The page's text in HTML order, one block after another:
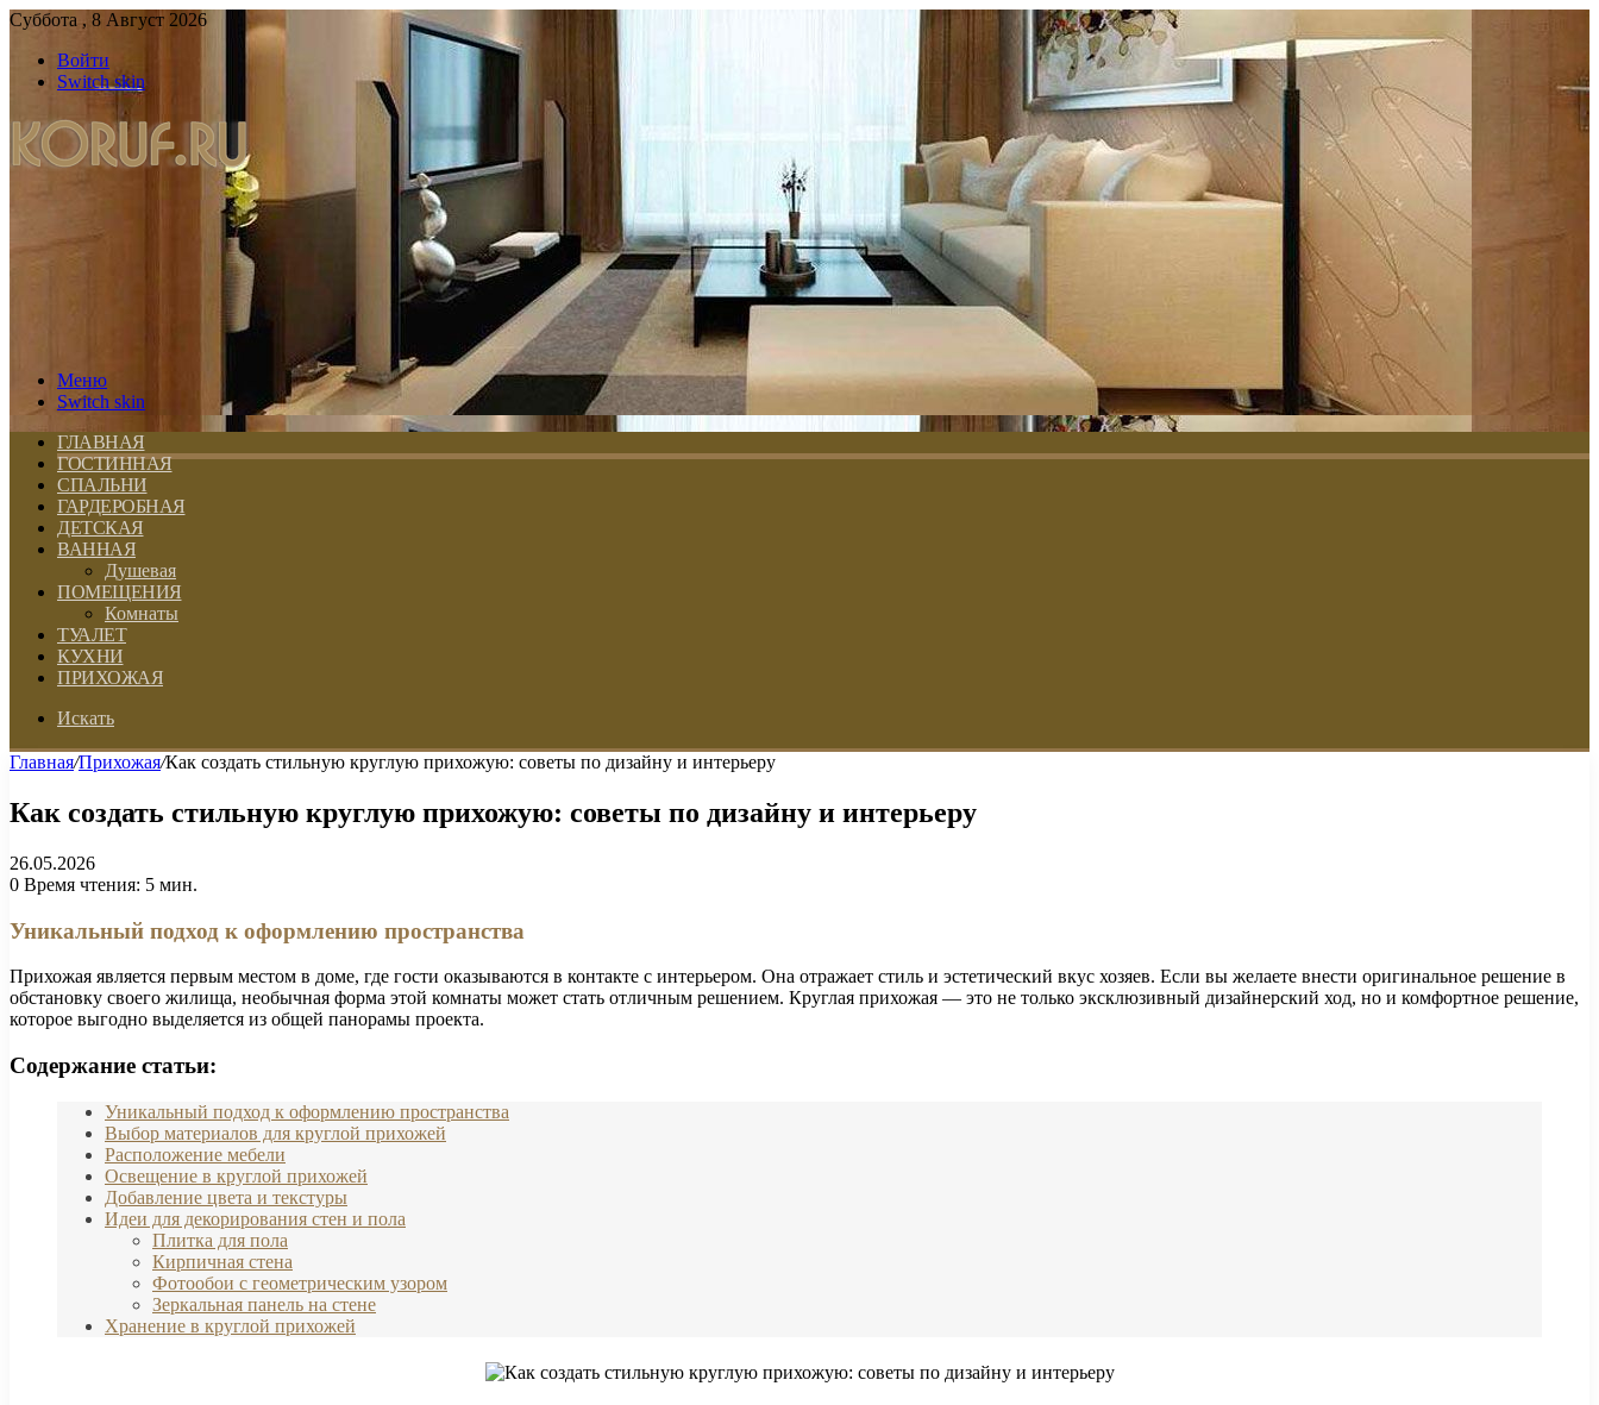
Суббота , 8 Август 2026
Войти
Switch skin
Меню
Switch skin
ГЛАВНАЯ
ГОСТИННАЯ
СПАЛЬНИ
ГАРДЕРОБНАЯ
ДЕТСКАЯ
ВАННАЯ
Душевая
ПОМЕЩЕНИЯ
Комнаты
ТУАЛЕТ
КУХНИ
ПРИХОЖАЯ
Искать
Главная/Прихожая/Как создать стильную круглую прихожую: советы по дизайну и интерьеру
Как создать стильную круглую прихожую: советы по дизайну и интерьеру
26.05.2026
0 Время чтения: 5 мин.
Уникальный подход к оформлению пространства
Прихожая является первым местом в доме, где гости оказываются в контакте с интерьером. Она отражает стиль и эстетический вкус хозяев. Если вы желаете внести оригинальное решение в
обстановку своего жилища, необычная форма этой комнаты может стать отличным решением. Круглая прихожая — это не только эксклюзивный дизайнерский ход, но и комфортное решение,
которое выгодно выделяется из общей панорамы проекта.
Содержание статьи:
Уникальный подход к оформлению пространства
Выбор материалов для круглой прихожей
Расположение мебели
Освещение в круглой прихожей
Добавление цвета и текстуры
Идеи для декорирования стен и пола
Плитка для пола
Кирпичная стена
Фотообои с геометрическим узором
Зеркальная панель на стене
Хранение в круглой прихожей